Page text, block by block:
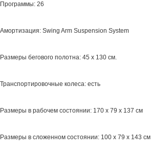
Программы: 26
Амортизация: Swing Arm Suspension System
Размеры бегового полотна: 45 x 130 см.
Транспортировочные колеса: есть
Размеры в рабочем состоянии: 170 x 79 x 137 см
Размеры в сложенном состоянии: 100 x 79 x 143 см